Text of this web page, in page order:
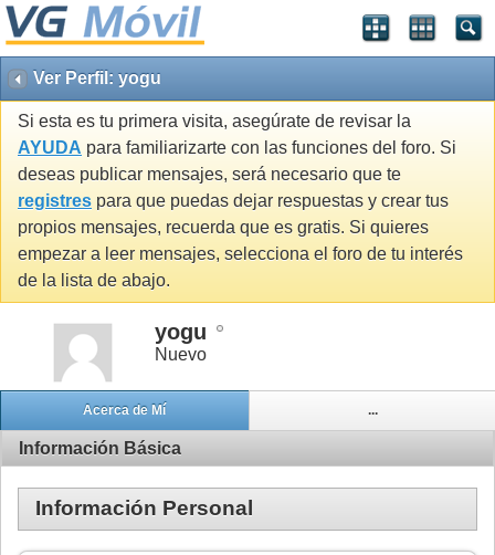
Ver Perfil: yogu
Si esta es tu primera visita, asegúrate de revisar la
AYUDA para familiarizarte con las funciones del foro. Si
deseas publicar mensajes, será necesario que te
registres para que puedas dejar respuestas y crear tus
propios mensajes, recuerda que es gratis. Si quieres
empezar a leer mensajes, selecciona el foro de tu interés
de la lista de abajo.
yogu
Nuevo
Acerca de Mí ...
Información Básica
Información Personal